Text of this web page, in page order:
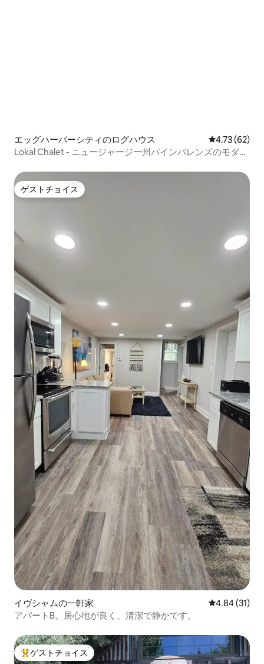
エッグハーバーシティのログハウス レビュー62
4.73 (62)
Lokal Chalet - ニュージャージー州パインバレンズのモダン
ゲストチョイス
ゲストチョイス
イヴシャムの一軒家 レビュー31
4.84 (31)
アパートB。居心地が良く、清潔で静かです。
大好評のゲストチョイスです。
ゲストチョイス